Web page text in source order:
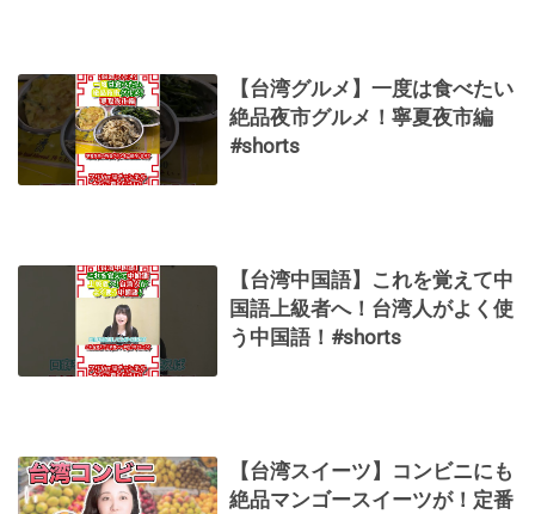
【台湾グルメ】一度は食べたい
絶品夜市グルメ！寧夏夜市編
#shorts
【台湾中国語】これを覚えて中
国語上級者へ！台湾人がよく使
う中国語！#shorts
【台湾スイーツ】コンビニにも
絶品マンゴースイーツが！定番